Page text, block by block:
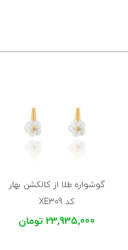
گوشواره طلا از کالکشن بهار
کد XE309
23,935,000 تومان